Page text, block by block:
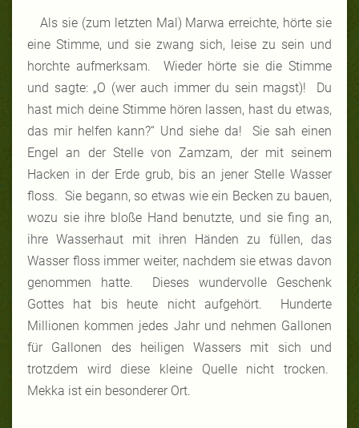
Als sie (zum letzten Mal) Marwa erreichte, hörte sie
eine Stimme, und sie zwang sich, leise zu sein und
horchte aufmerksam. Wieder hörte sie die Stimme
und sagte: „O (wer auch immer du sein magst)! Du
hast mich deine Stimme hören lassen, hast du etwas,
das mir helfen kann?“ Und siehe da! Sie sah einen
Engel an der Stelle von Zamzam, der mit seinem
Hacken in der Erde grub, bis an jener Stelle Wasser
floss. Sie begann, so etwas wie ein Becken zu bauen,
wozu sie ihre bloße Hand benutzte, und sie fing an,
ihre Wasserhaut mit ihren Händen zu füllen, das
Wasser floss immer weiter, nachdem sie etwas davon
genommen hatte. Dieses wundervolle Geschenk
Gottes hat bis heute nicht aufgehört. Hunderte
Millionen kommen jedes Jahr und nehmen Gallonen
für Gallonen des heiligen Wassers mit sich und
trotzdem wird diese kleine Quelle nicht trocken.
Mekka ist ein besonderer Ort.